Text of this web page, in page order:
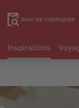
Suivi de commande
Inspirations